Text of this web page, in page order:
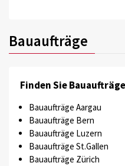
Bauaufträge
Finden Sie
Bauaufträge Aargau
Bauaufträge Bern
Bauaufträge Luzern
Bauaufträge St.Gallen
Bauaufträge Zürich